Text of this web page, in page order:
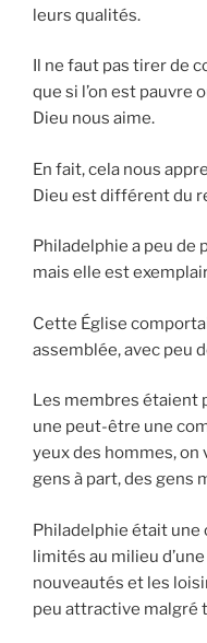
leurs qualités.
Il ne faut pas tirer de
que si l’on est pauvre
Dieu nous aime.
En fait, cela nous
Dieu est différent du
Philadelphie a peu de
mais elle est
Cette Église
assemblée, avec peu
Les membres étaient
une peut-être une
yeux des hommes,
gens à part, des gens
Philadelphie était une
limités au milieu
nouveautés et les
peu attractive malgré